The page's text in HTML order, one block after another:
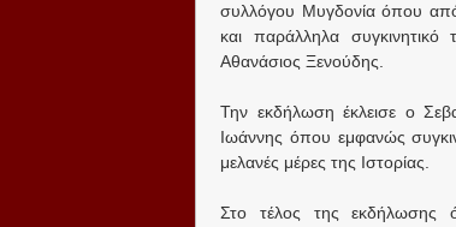
συλλόγου Μυγδονία όπου
και παράλληλα συγκινητικό
Αθανάσιος Ξενούδης.
Την εκδήλωση έκλεισε ο
Ιωάννης όπου εμφανώς
μελανές μέρες της Ιστορίας.
Στο τέλος της εκδήλωσης